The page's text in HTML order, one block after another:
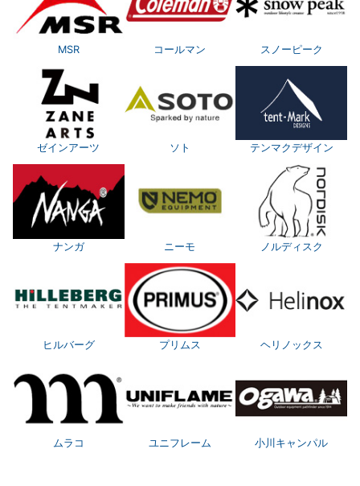
MSR コールマン スノーピーク
ゼインアーツ ソト テンマクデザイン
ナンガ ニーモ ノルディスク
ヒルバーグ プリムス ヘリノックス
ムラコ ユニフレーム 小川キャンパル